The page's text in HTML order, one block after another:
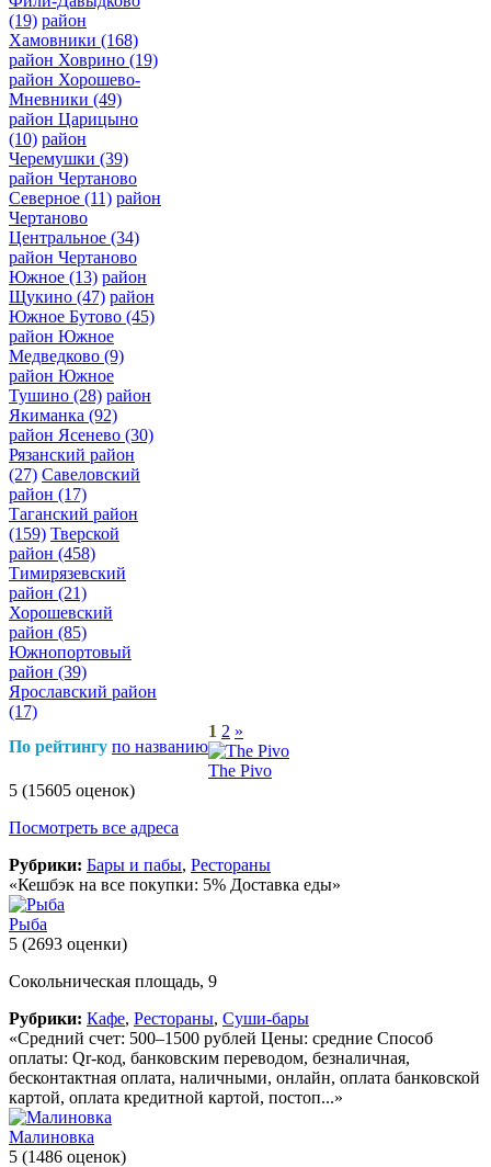
(19) район
Хамовники (168)
район Ховрино (19)
район Хорошево-
Мневники (49)
район Царицыно
(10) район
Черемушки (39)
район Чертаново
Северное (11) район
Чертаново
Центральное (34)
район Чертаново
Южное (13) район
Щукино (47) район
Южное Бутово (45)
район Южное
Медведково (9)
район Южное
Тушино (28) район
Якиманка (92)
район Ясенево (30)
Рязанский район
(27) Савеловский
район (17)
Таганский район
(159) Тверской
район (458)
Тимирязевский
район (21)
Хорошевский
район (85)
Южнопортовый
район (39)
Ярославский район
(17)
По рейтингу по названию
1 2 »
The Pivo
5 (15605 оценок)
Посмотреть все адреса
Рубрики: Бары и пабы, Рестораны
«Кешбэк на все покупки: 5% Доставка еды»
Рыба
5 (2693 оценки)
Сокольническая площадь, 9
Рубрики: Кафе, Рестораны, Суши-бары
«Средний счет: 500–1500 рублей Цены: средние Способ
оплаты: Qr-код, банковским переводом, безналичная,
бесконтактная оплата, наличными, онлайн, оплата банковской
картой, оплата кредитной картой, постоп...»
Малиновка
5 (1486 оценок)